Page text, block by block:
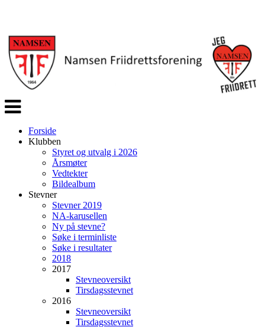
Veksle
navigasjon
Forside
Klubben
Styret og utvalg i 2026
Årsmøter
Vedtekter
Bildealbum
Stevner
Stevner 2019
NA-karusellen
Ny på stevne?
Søke i terminliste
Søke i resultater
2018
2017
Stevneoversikt
Tirsdagsstevnet
2016
Stevneoversikt
Tirsdagsstevnet